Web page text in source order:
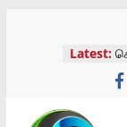
Latest: